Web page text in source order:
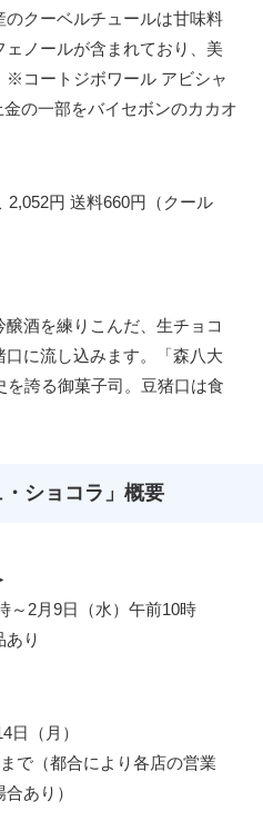
クーベルチュールは甘味料
ノールが含まれており、美
※コートジボワール アビシャ
の一部をバイセボンのカカオ
円 送料660円（クール
酒を練りこんだ、生チョコ
に流し込みます。「森八大
誇る御菓子司。豆猪口は食
ショコラ」概要
～2月9日（水）午前10時
り
日（月）
で（都合により各店の営業
あり）